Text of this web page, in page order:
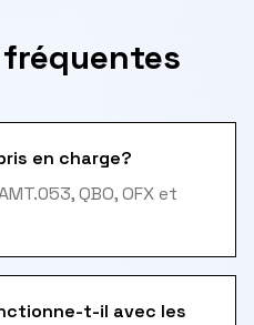
en charge?
QBO, OFX et
t-il avec les